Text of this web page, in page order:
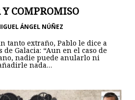
COMPROMISO
ÁNGEL NÚÑEZ
tanto extraño, Pablo le dice a
de Galacia: “Aun en el caso de
nadie puede anularlo ni
nada…